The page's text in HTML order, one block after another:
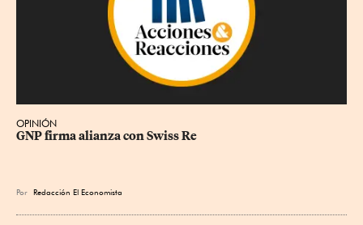
OPINIÓN
GNP firma alianza con Swiss Re
Por Redacción El Economista